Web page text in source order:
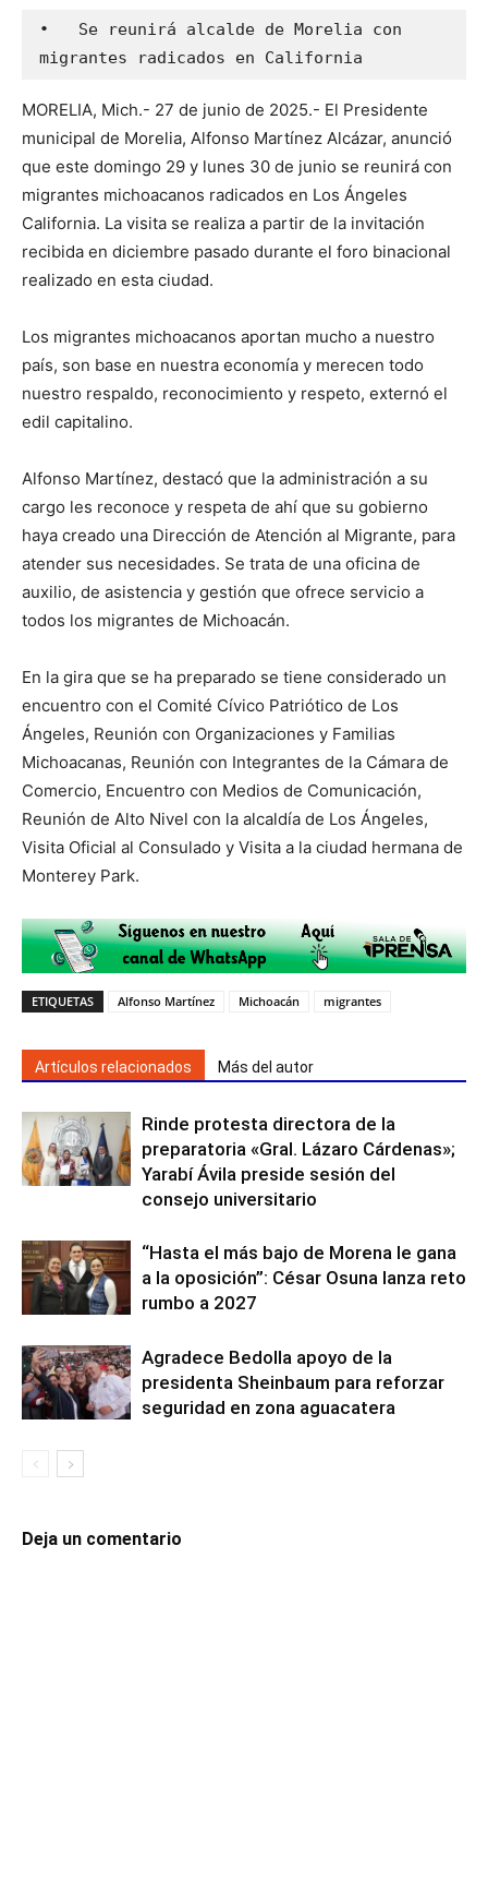
•   Se reunirá alcalde de Morelia con
migrantes radicados en California
MORELIA, Mich.- 27 de junio de 2025.- El Presidente
municipal de Morelia, Alfonso Martínez Alcázar, anunció
que este domingo 29 y lunes 30 de junio se reunirá con
migrantes michoacanos radicados en Los Ángeles
California. La visita se realiza a partir de la invitación
recibida en diciembre pasado durante el foro binacional
realizado en esta ciudad.
Los migrantes michoacanos aportan mucho a nuestro
país, son base en nuestra economía y merecen todo
nuestro respaldo, reconocimiento y respeto, externó el
edil capitalino.
Alfonso Martínez, destacó que la administración a su
cargo les reconoce y respeta de ahí que su gobierno
haya creado una Dirección de Atención al Migrante, para
atender sus necesidades. Se trata de una oficina de
auxilio, de asistencia y gestión que ofrece servicio a
todos los migrantes de Michoacán.
En la gira que se ha preparado se tiene considerado un
encuentro con el Comité Cívico Patriótico de Los
Ángeles, Reunión con Organizaciones y Familias
Michoacanas, Reunión con Integrantes de la Cámara de
Comercio, Encuentro con Medios de Comunicación,
Reunión de Alto Nivel con la alcaldía de Los Ángeles,
Visita Oficial al Consulado y Visita a la ciudad hermana de
Monterey Park.
ETIQUETAS Alfonso Martínez Michoacán migrantes
Artículos relacionados Más del autor
Rinde protesta directora de la
preparatoria «Gral. Lázaro Cárdenas»;
Yarabí Ávila preside sesión del
consejo universitario
“Hasta el más bajo de Morena le gana
a la oposición”: César Osuna lanza reto
rumbo a 2027
Agradece Bedolla apoyo de la
presidenta Sheinbaum para reforzar
seguridad en zona aguacatera
Deja un comentario